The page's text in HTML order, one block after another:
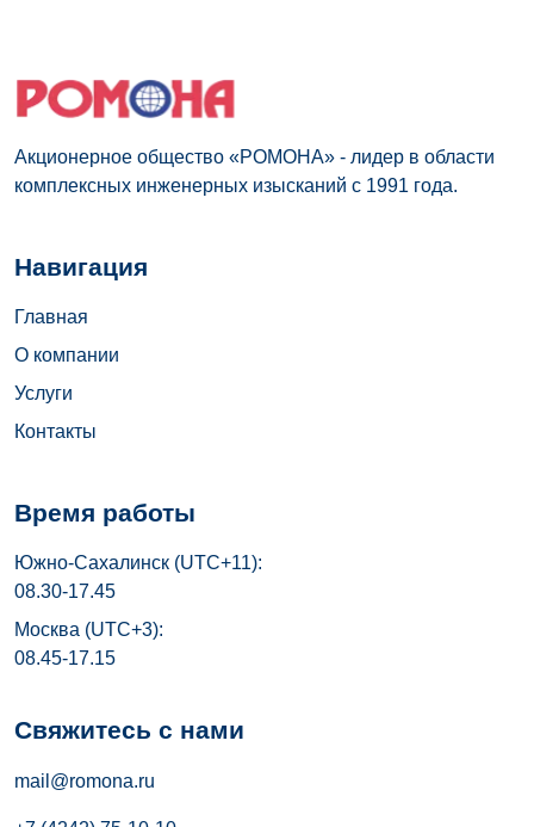
Акционерное общество «РОМОНА» - лидер в области
комплексных инженерных изысканий с 1991 года.
Навигация
Главная
О компании
Услуги
Контакты
Время работы
Южно-Сахалинск (UTC+11):
08.30-17.45
Москва (UTC+3):
08.45-17.15
Свяжитесь с нами
mail@romona.ru